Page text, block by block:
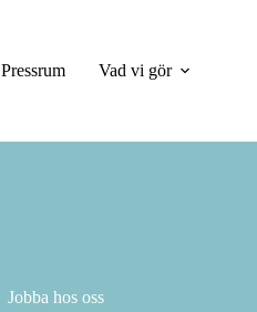
Pressrum
Vad vi gör
Jobba hos oss